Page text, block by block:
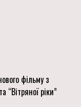
фільму з
“Вітряної ріки”